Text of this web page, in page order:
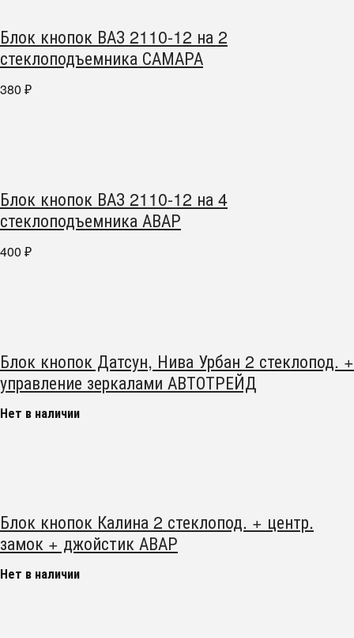
Блок кнопок ВАЗ 2110-12 на 2
стеклоподъемника САМАРА
380 ₽
Блок кнопок ВАЗ 2110-12 на 4
стеклоподъемника АВАР
400 ₽
Блок кнопок Датсун, Нива Урбан 2 стеклопод. +
управление зеркалами АВТОТРЕЙД
Нет в наличии
Блок кнопок Калина 2 стеклопод. + центр.
замок + джойстик АВАР
Нет в наличии